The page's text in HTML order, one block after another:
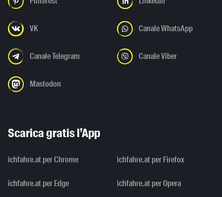
VK Canale WhatsApp
Canale Telegram Canale Viber
Mastodon
Scarica gratis l’App
ichfahre.at per Chrome ichfahre.at per Firefox
ichfahre.at per Edge ichfahre.at per Opera